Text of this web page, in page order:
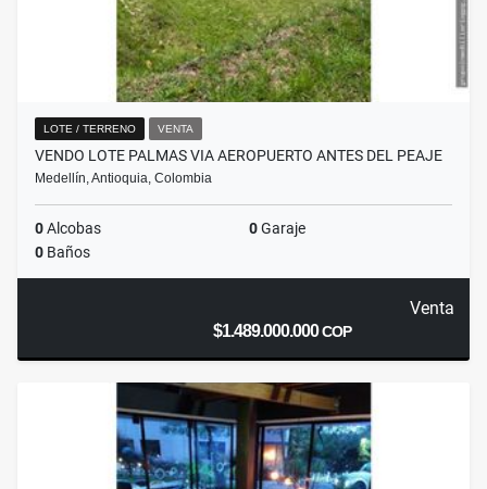
LOTE / TERRENO VENTA
VENDO LOTE PALMAS VIA AEROPUERTO ANTES DEL PEAJE
Medellín, Antioquia, Colombia
0Alcobas 0Garaje
0 Baños
Venta
$1.489.000.000COP